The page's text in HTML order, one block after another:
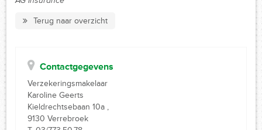
Terug naar overzicht
Contactgegevens
Verzekeringsmakelaar
Karoline Geerts
Kieldrechtsebaan 10a ,
9130 Verrebroek